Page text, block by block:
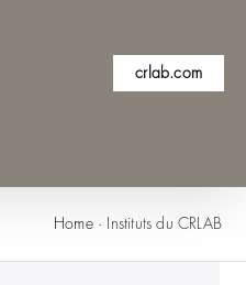
crlab.com
Home · Instituts du CRLAB